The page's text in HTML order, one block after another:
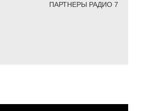
ПАРТНЕРЫ РАДИО 7